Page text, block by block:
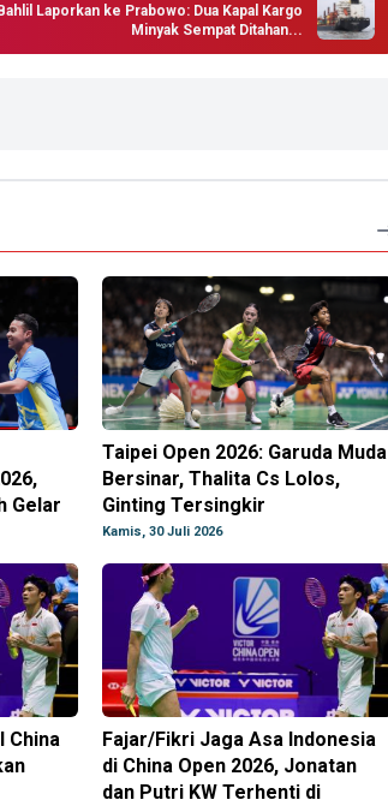
Bahlil Laporkan ke Prabowo: Dua Kapal Kargo
Minyak Sempat Ditahan...
Gelar
Taipei Open 2026: Garuda Muda
Bersinar, Thalita Cs Lolos,
Ginting Tersingkir
Kamis, 30 Juli 2026
China
Fajar/Fikri Jaga Asa Indonesia
di China Open 2026, Jonatan
dan Putri KW Terhenti di